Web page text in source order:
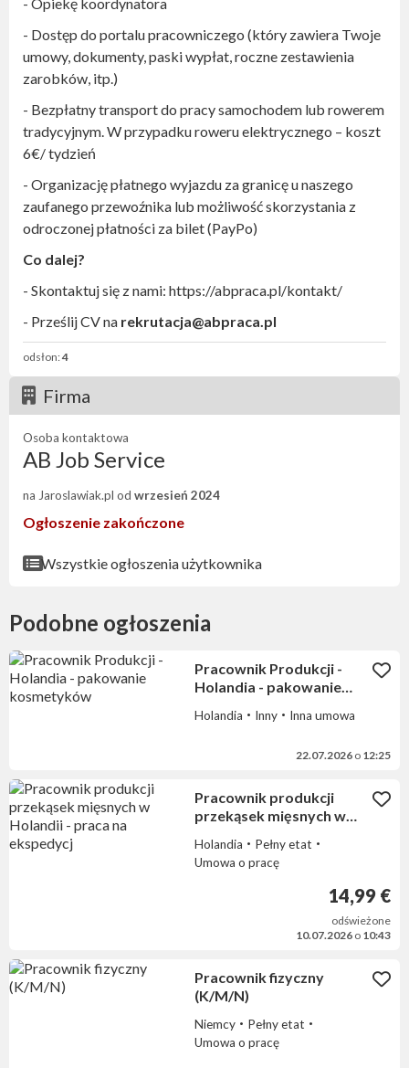
- Dostęp do portalu pracowniczego (który zawiera Twoje
umowy, dokumenty, paski wypłat, roczne zestawienia
zarobków, itp.)
- Bezpłatny transport do pracy samochodem lub rowerem
tradycyjnym. W przypadku roweru elektrycznego – koszt
6€/ tydzień
- Organizację płatnego wyjazdu za granicę u naszego
zaufanego przewoźnika lub możliwość skorzystania z
odroczonej płatności za bilet (PayPo)
Co dalej?
- Skontaktuj się z nami: https://abpraca.pl/kontakt/
- Prześlij CV na rekrutacja@abpraca.pl
odsłon:4
Firma
Osoba kontaktowa
AB Job Service
na Jaroslawiak.pl od wrzesień 2024
Ogłoszenie zakończone
Wszystkie ogłoszenia użytkownika
Podobne ogłoszenia
Pracownik Produkcji -
Holandia - pakowanie
Holandia Inny Inna umowa
22.07.2026 o 12:25
Pracownik produkcji
przekąsek mięsnych w
ekspedycj
Holandia
Pełny etat
Umowa o pracę
14,99 €
odświeżone
10.07.2026 o 10:43
Pracownik fizyczny
(K/M/N)
Niemcy
Pełny etat
Umowa o pracę